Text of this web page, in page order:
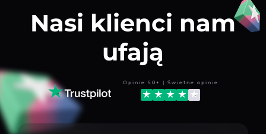
Nasi klienci nam
ufają
Opinie 50+ | Świetne opinie